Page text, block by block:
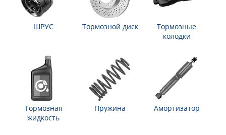
ШРУС Тормозной диск
Тормозные
колодки
Тормозная
жидкость
Пружина Амортизатор